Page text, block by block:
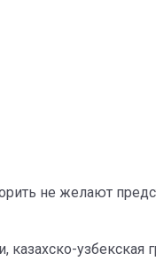
не желают
узбекская